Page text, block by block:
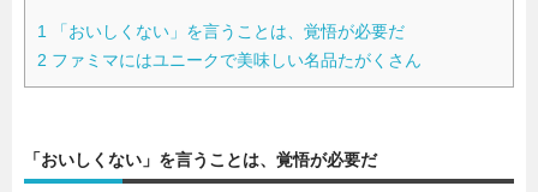
スキル
暮らし エンタメ
1
「おいしくない」を言うことは、覚悟が必要だ
2 ファミマにはユニークで美味しい名品たがくさん
「おいしくない」を言うことは、覚悟が必要だ